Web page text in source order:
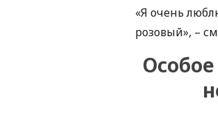
«Я очень
розовый», –